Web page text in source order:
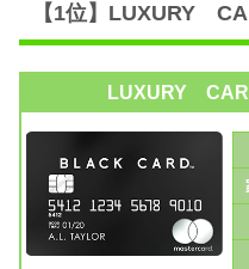
【1位】LUXURY
LUXURY